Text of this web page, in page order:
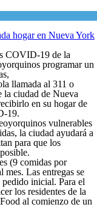
COVID-19 de la
programar un
llamada al 311 o
la ciudad de Nueva
en su hogar de
19.
vulnerables
la ciudad ayudará a
para que los
(9 comidas por
mes. Las entregas se
pedido inicial. Para el
los residentes de la
al comienzo de un